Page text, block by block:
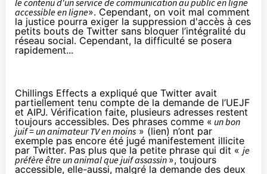
le contenu d'un service de communication au public en ligne
accessible en ligne». Cependant, on voit mal comment
la justice pourra exiger la suppression d'accès à ces
petits bouts de Twitter sans bloquer l’intégralité du
réseau social. Cependant, la difficulté se posera
rapidement...
Chillings Effects a expliqué que Twitter avait
partiellement tenu compte de la demande de l’UEJF
et AIPJ. Vérification faite, plusieurs adresses restent
toujours accessibles. Des phrases comme « un bon
juif = un animateur TV en moins » (lien) n’ont par
exemple pas encore été jugé manifestement illicite
par Twitter. Pas plus que la petite phrase qui dit « je
préfère être un animal que juif assassin », toujours
accessible, elle-aussi, malgré la demande des deux